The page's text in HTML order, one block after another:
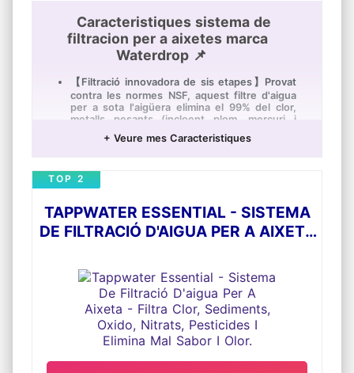
Caracteristiques sistema de
filtracion per a aixetes marca
Waterdrop 📌
【Filtració innovadora de sis etapes】Provat
contra les normes NSF, aquest filtre d'aigua
per a sota l'aigüera elimina el 99% del clor,
metalls pesants (incloent plom, mercuri i
El filtre per a sota l'aigüera també filtra
saludable i pura
materials de primera qualitat especialment
seleccionats no contenen plom, que està
totalment certificat per la WQA contra la
una filtració eficient i segura. manté
eficaçment el filtre sanitari. El material sense
BPA i sense plom garanteix un ús més fiable
des de l'interior cap a fora.
【Aixeta dedicada d'alta qualitat】el sistema
de filtració d'aigua sota l'aigüera ve amb una
aixeta d'acer inoxidable raspallat sense plom,
la qual cosa et proporciona accés a l'aigua
+ Veure mes Caracteristiques
TAPPWATER ESSENTIAL - SISTEMA
DE FILTRACIÓ D'AIGUA PER A AIXETA
NITRATS, PESTICIDES I ELIMINA MAL
SABOR I OLOR.
TOP 2